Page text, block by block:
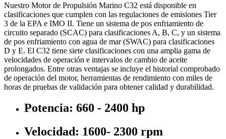
Nuestro Motor de Propulsión Marino C32 está disponible en
clasificaciones que cumplen con las regulaciones de emisiones Tier
3 de la EPA e IMO II. Tiene un sistema de pos enfriamiento de
circuito separado (SCAC) para clasificaciones A, B, C, y un sistema
de pos enfriamiento con agua de mar (SWAC) para clasificaciones
D y E. El C32 tiene siete clasificaciones con una amplia gama de
velocidades de operación e intervalos de cambio de aceite
prolongados. Entre otras ventajas se incluye el historial comprobado
de operación del motor, herramientas de rendimiento con miles de
horas de pruebas de validación para obtener calidad y durabilidad.
Potencia: 660 - 2400 hp
Velocidad: 1600- 2300 rpm